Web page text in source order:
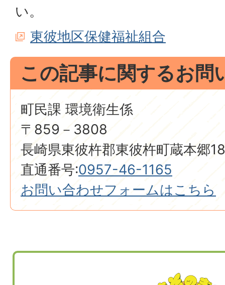
い。
東彼地区保健福祉組合
この記事に関するお問
町民課 環境衛生係
〒859－3808
長崎県東彼杵郡東彼杵町蔵本郷
直通番号:0957-46-1165
お問い合わせフォームはこちら